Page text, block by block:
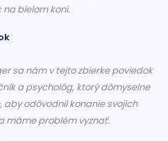
bielom koni.
sa nám v tejto zbierke poviedok
a psychológ, ktorý dômyselne
odôvodnil konanie svojich
máme problém vyznať.